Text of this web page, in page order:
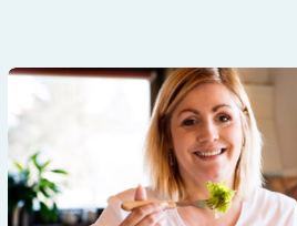
Ernährungs-Alternativen: Viele
Wunschgewicht